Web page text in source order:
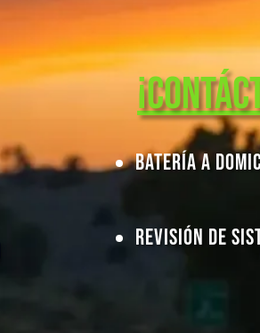
Batería a
Revisión de